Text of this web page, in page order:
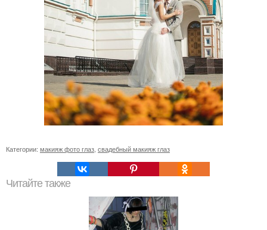
Категории: макияж фото глаз свадебный макияж глаз
Читайте также